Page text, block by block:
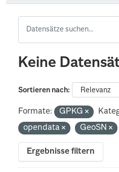
Keine
Sortieren nach
Formate: GPKG
opendata
GeoSN
Ergebnisse filtern